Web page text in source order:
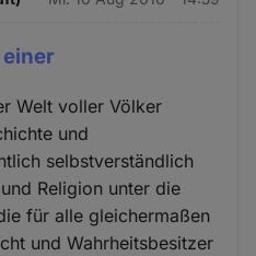
einer
Welt voller Völker
und
selbstverständlich
Religion unter die
für alle gleichermaßen
und Wahrheitsbesitzer